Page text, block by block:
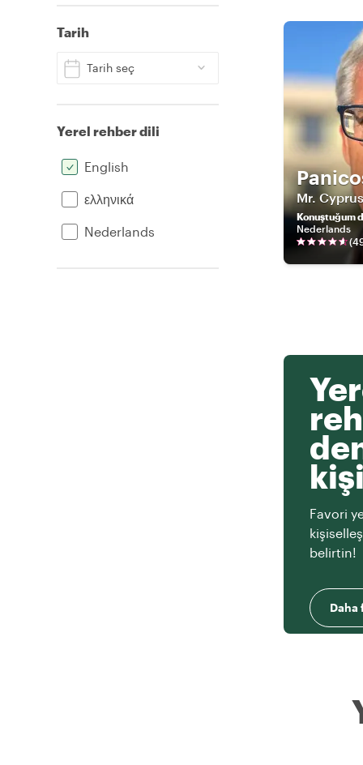
Tarih
Tarih seç
Yerel rehber dili
English
ελληνικά
Nederlands
Mr.
Konuştuğum
Nederlands
(
Favori
belirtin!
Daha